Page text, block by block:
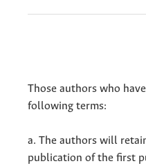
Those authors who
following terms:
a. The authors will
publication of the first